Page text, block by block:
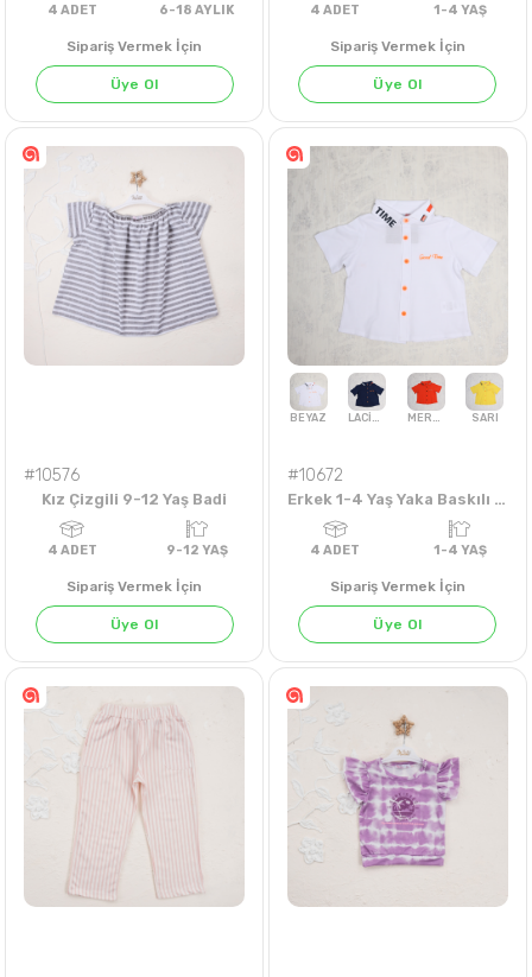
ADET 6-18 AYLIK
Sipariş Vermek İçin
Üye Ol
1-4
Sipariş Vermek İçin
Üye Ol
#10576
Kız Çizgili 9-12 Yaş Badi
ADET
Sipariş Vermek İçin
Üye Ol
#10672
Erkek 1-4 Yaş Yaka Baskılı Gömlek
ADET
Sipariş Vermek İçin
Üye Ol